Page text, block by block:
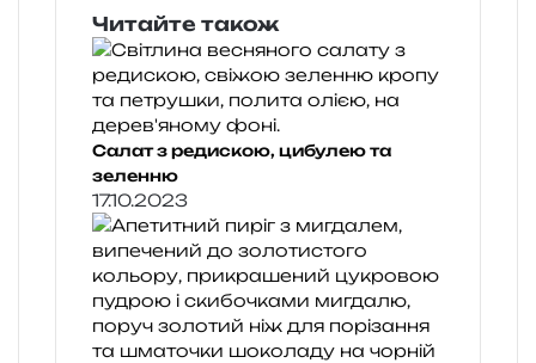
Читайте також
Салат з редискою, цибулею та
зеленню
17.10.2023